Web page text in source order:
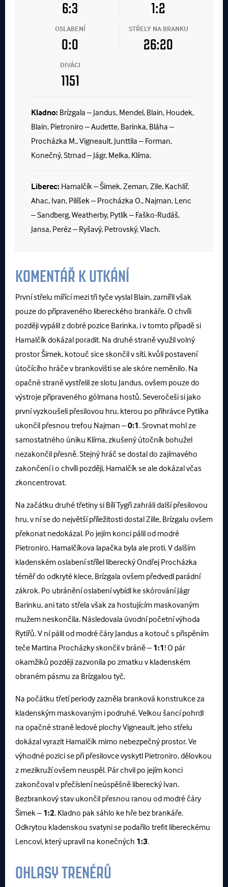
6:3 1:2
OSLABENÍ
0:0
STŘELY NA BRANKU
26:20
DIVÁCI
1151
Kladno: Brízgala – Jandus, Mendel, Blain, Houdek,
Blain, Pietroniro – Audette, Barinka, Bláha –
Procházka M., Vigneault, Junttila – Forman,
Konečný, Strnad – Jágr, Melka, Klíma.
Liberec: Hamalčík – Šimek, Zeman, Zile, Kachlíř,
Ahac, Ivan, Pilíšek – Procházka O., Najman, Lenc
– Sandberg, Weatherby, Pytlík – Faško-Rudáš,
Jansa, Peréz – Ryšavý, Petrovský, Vlach.
KOMENTÁŘ K UTKÁNÍ
První střelu mířící mezi tři tyče vyslal Blain, zamířil však
pouze do připraveného libereckého brankáře. O chvíli
později vypálil z dobré pozice Barinka, i v tomto případě si
Hamalčík dokázal poradit. Na druhé straně využil volný
prostor Šimek, kotouč sice skončil v síti, kvůli postavení
útočícího hráče v brankovišti se ale skóre neměnilo. Na
opačné straně vystřelil ze slotu Jandus, ovšem pouze do
výstroje připraveného gólmana hostů. Severočeši si jako
první vyzkoušeli přesilovou hru, kterou po přihrávce Pytlíka
ukončil přesnou trefou Najman –0:1. Srovnat mohl ze
samostatného úniku Klíma, zkušený útočník bohužel
nezakončil přesně. Stejný hráč se dostal do zajímavého
zakončení i o chvíli později, Hamalčík se ale dokázal včas
zkoncentrovat.
Na začátku druhé třetiny si Bílí Tygři zahráli další přesilovou
hru, v ní se do největší příležitosti dostal Zille, Brízgalu ovšem
překonat nedokázal. Po jejím konci pálil od modré
Pietroniro, Hamalčíkova lapačka byla ale proti. V dalším
kladenském oslabení střílel liberecký Ondřej Procházka
téměř do odkryté klece, Brízgala ovšem předvedl parádní
zákrok. Po ubránění oslabení vybídl ke skórování Jágr
Barinku, ani tato střela však za hostujícím maskovaným
mužem neskončila. Následovala úvodní početní výhoda
Rytířů. V ní pálil od modré čáry Jandus a kotouč s přispěním
teče Martina Procházky skončil v bráně – 1:1! O pár
okamžiků později zazvonila po zmatku v kladenském
obraném pásmu za Brízgalou tyč.
Na počátku třetí periody zazněla branková konstrukce za
kladenským maskovaným i podruhé. Velkou šancí pohrdl
na opačné straně ledové plochy Vigneault, jeho střelu
dokázal vyrazit Hamalčík mimo nebezpečný prostor. Ve
výhodné pozici se při přesilovce vyskytl Pietroniro, dělovkou
z mezikruží ovšem neuspěl. Pár chvil po jejím konci
zakončoval v přečíslení neúspěšně liberecký Ivan.
Bezbrankový stav ukončil přesnou ranou od modré čáry
Šimek – 1:2. Kladno pak sáhlo ke hře bez brankáře.
Odkrytou kladenskou svatyni se podařilo trefit libereckému
Lencovi, který upravil na konečných 1:3.
OHLASY TRENÉRŮ